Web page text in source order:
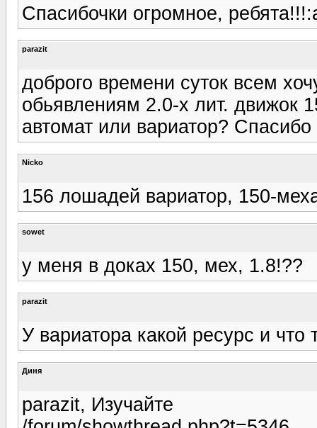
Спасибочки огромное,
parazit
доброго времени суток всем
обьявлениям 2.0-х лит. движок
автомат или вариатор? Спасибо
Nicko
156 лошадей вариатор, 150-
sowet
у меня в доках 150, мех, 1.8!??
parazit
У вариатора какой ресурс и
Диня
parazit, Изучайте